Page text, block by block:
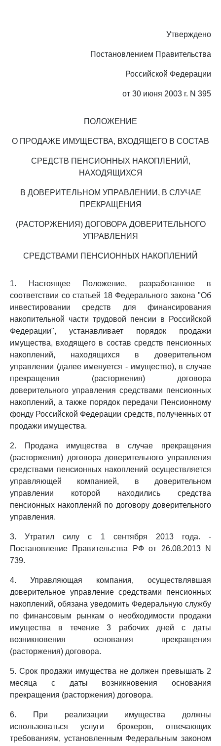
Утверждено
Постановлением Правительства
Российской Федерации
от 30 июня 2003 г. N 395
ПОЛОЖЕНИЕ
О ПРОДАЖЕ ИМУЩЕСТВА, ВХОДЯЩЕГО В СОСТАВ
СРЕДСТВ ПЕНСИОННЫХ НАКОПЛЕНИЙ,
НАХОДЯЩИХСЯ
В ДОВЕРИТЕЛЬНОМ УПРАВЛЕНИИ, В СЛУЧАЕ
ПРЕКРАЩЕНИЯ
(РАСТОРЖЕНИЯ) ДОГОВОРА ДОВЕРИТЕЛЬНОГО
УПРАВЛЕНИЯ
СРЕДСТВАМИ ПЕНСИОННЫХ НАКОПЛЕНИЙ
1. Настоящее Положение, разработанное в
соответствии со статьей 18 Федерального закона "Об
инвестировании средств для финансирования
накопительной части трудовой пенсии в Российской
Федерации", устанавливает порядок продажи
имущества, входящего в состав средств пенсионных
накоплений, находящихся в доверительном
управлении (далее именуется - имущество), в случае
прекращения (расторжения) договора
доверительного управления средствами пенсионных
накоплений, а также порядок передачи Пенсионному
фонду Российской Федерации средств, полученных от
продажи имущества.
2. Продажа имущества в случае прекращения
(расторжения) договора доверительного управления
средствами пенсионных накоплений осуществляется
управляющей компанией, в доверительном
управлении которой находились средства
пенсионных накоплений по договору доверительного
управления.
3. Утратил силу с 1 сентября 2013 года. -
Постановление Правительства РФ от 26.08.2013 N
739.
4. Управляющая компания, осуществлявшая
доверительное управление средствами пенсионных
накоплений, обязана уведомить Федеральную службу
по финансовым рынкам о необходимости продажи
имущества в течение 3 рабочих дней с даты
возникновения основания прекращения
(расторжения) договора.
5. Срок продажи имущества не должен превышать 2
месяца с даты возникновения основания
прекращения (расторжения) договора.
6. При реализации имущества должны
использоваться услуги брокеров, отвечающих
требованиям, установленным Федеральным законом